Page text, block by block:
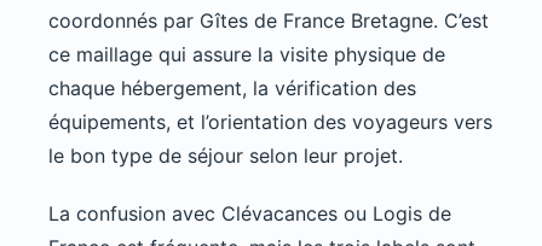
coordonnés par Gîtes de France Bretagne. C’est
ce maillage qui assure la visite physique de
chaque hébergement, la vérification des
équipements, et l’orientation des voyageurs vers
le bon type de séjour selon leur projet.
La confusion avec Clévacances ou Logis de